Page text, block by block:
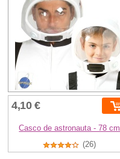
4,10 €
Casco de astronauta - 78 cm
(26)